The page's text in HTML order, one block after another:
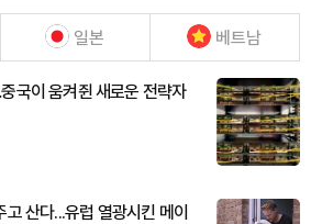
일본 베트남
국이 움켜쥔 새로운 전략자
산다...유럽 열광시킨 메이